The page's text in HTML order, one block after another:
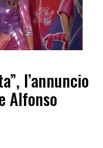
l’annuncio
Alfonso